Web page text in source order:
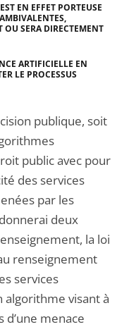
EN EFFET PORTEUSE
OU SERA DIRECTEMENT
ARTIFICIELLE EN
LE PROCESSUS
publique, soit
public avec pour
des services
par les
deux
la loi
renseignement
services
algorithme visant à
menace